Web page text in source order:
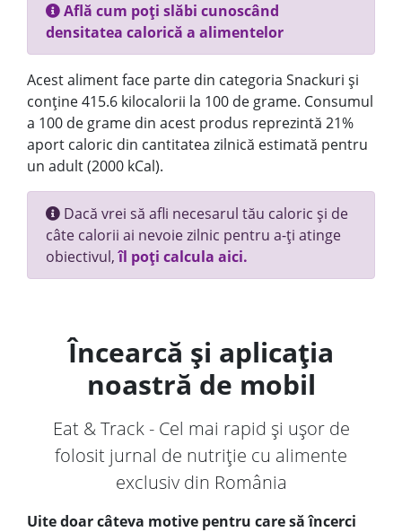
Află cum poți slăbi cunoscând
densitatea calorică a alimentelor
Acest aliment face parte din categoria Snackuri și
conține 415.6 kilocalorii la 100 de grame. Consumul
a 100 de grame din acest produs reprezintă 21%
aport caloric din cantitatea zilnică estimată pentru
un adult (2000 kCal).
Dacă vrei să afli necesarul tău caloric și de
câte calorii ai nevoie zilnic pentru a-ți atinge
obiectivul,îl poți calcula aici.
Încearcă și aplicația
noastră de mobil
Eat & Track - Cel mai rapid și ușor de
folosit jurnal de nutriție cu alimente
exclusiv din România
Uite doar câteva motive pentru care să încerci